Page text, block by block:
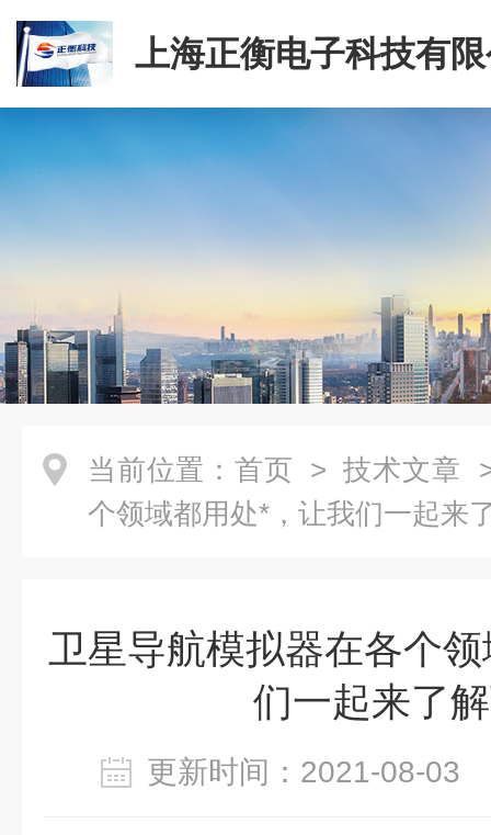
上海正衡电子科技有
当前位置： 首页 > 技术文章
个领域都用处*，让我们一起来
卫星导航模拟器在各个
们一起来了
更新时间：2021-08-